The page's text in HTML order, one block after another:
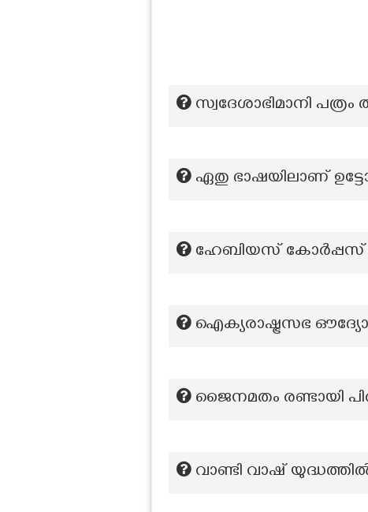
സ്വദേശാഭിമാനി
ഏതു ഭാഷയിലാണ്
ഹേബിയസ് കോർപ്പസ്
ഐക്യരാഷ്ട്രസഭ
ജൈനമതം രണ്ടായി
വാണ്ടി വാഷ്